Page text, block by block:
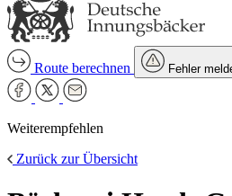
Route berechnen Fehler
Weiterempfehlen
Zurück zur Übersicht